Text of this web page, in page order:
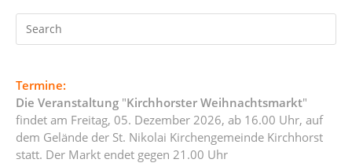
Termine:
Die Veranstaltung "Kirchhorster Weihnachtsmarkt"
findet am Freitag, 05. Dezember 2026, ab 16.00 Uhr, auf
dem Gelände der St. Nikolai Kirchengemeinde Kirchhorst
statt. Der Markt endet gegen 21.00 Uhr